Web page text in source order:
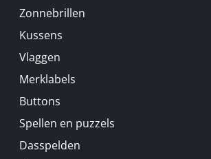
Zonnebrillen
Kussens
Vlaggen
Merklabels
Buttons
Spellen en puzzels
Dasspelden